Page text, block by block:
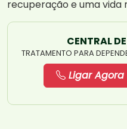
recuperação e uma vida
CENTRAL
TRATAMENTO PARA
Ligar Agora